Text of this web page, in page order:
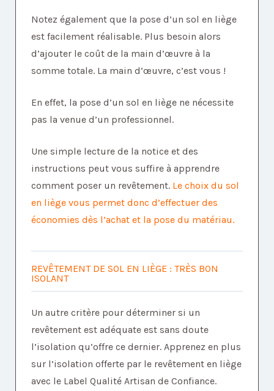
Notez également que la pose d’un sol en liège
est facilement réalisable. Plus besoin alors
d’ajouter le coût de la main d’œuvre à la
somme totale. La main d’œuvre, c’est vous !
En effet, la pose d’un sol en liège ne nécessite
pas la venue d’un professionnel.
Une simple lecture de la notice et des
instructions peut vous suffire à apprendre
comment poser un revêtement. Le choix du sol
en liège vous permet donc d’effectuer des
économies dès l’achat et la pose du matériau.
REVÊTEMENT DE SOL EN LIÈGE : TRÈS BON
ISOLANT
Un autre critère pour déterminer si un
revêtement est adéquate est sans doute
l’isolation qu’offre ce dernier. Apprenez en plus
sur l’isolation offerte par le revêtement en liège
avec le Label Qualité Artisan de Confiance.